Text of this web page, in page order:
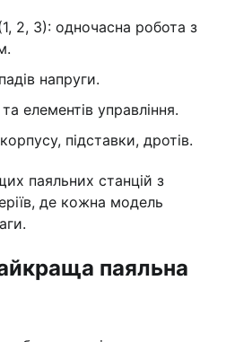
(1, 2, 3): одночасна робота з
напруги.
елементів управління.
підставки, дротів.
паяльних станцій з
де кожна модель
паяльна